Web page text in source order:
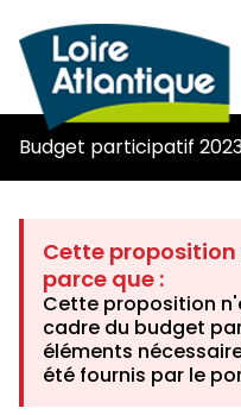
Budget participatif
Cette
parce que :
Cette proposition
cadre du budget
éléments
été fournis par le